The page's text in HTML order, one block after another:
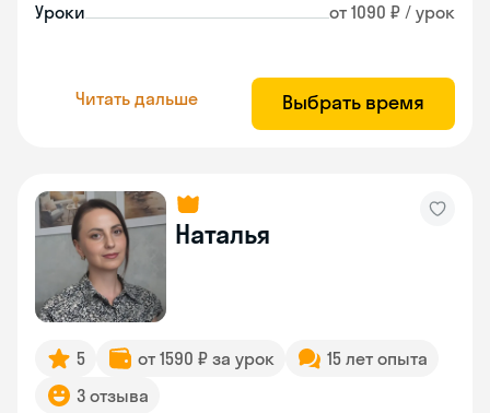
Уроки от 1090 ₽ / урок
Читать дальше Выбрать время
Наталья
5 от 1590 ₽ за урок
15 лет опыта
3 отзыва